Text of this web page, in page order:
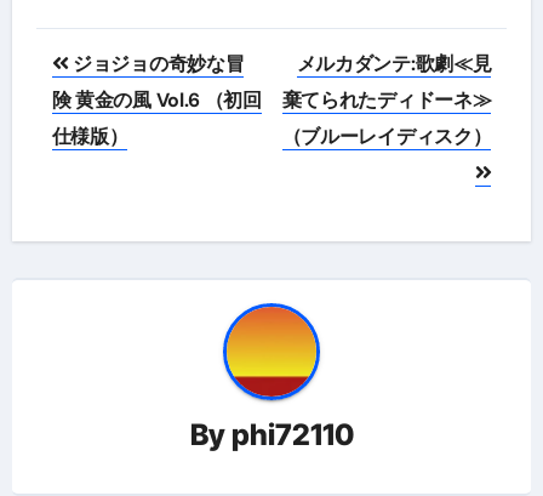
投
稿
ナ
ゲ
ジョジョの奇妙な冒
険 黄金の風 Vol.6 （初回
仕様版）
メルカダンテ:歌劇≪見
棄てられたディドーネ≫
（ブルーレイディスク）
By phi72110